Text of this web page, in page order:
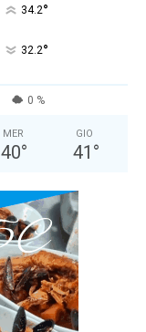
34.2°
32.2°
0 %
MER
40°
GIO
41 °